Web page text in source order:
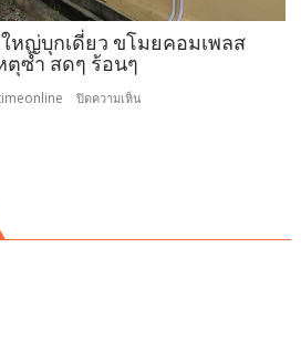
ก่อน
เลื้อย
หญ่บุกเดี่ยว ขโมยคอมเพลส
ตุซ้ำ สดๆ ร้อนๆ
ปิดความเห็น
เดี่ยว